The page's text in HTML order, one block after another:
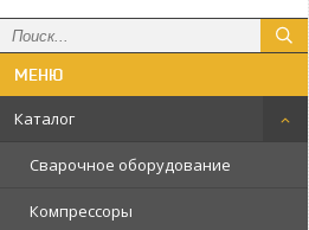
Каталог
Сварочное оборудование
Компрессоры